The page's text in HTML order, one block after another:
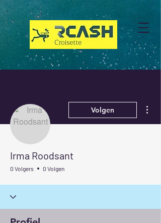
Volgen
Irma Roodsant
0 Volgers 0 Volgen